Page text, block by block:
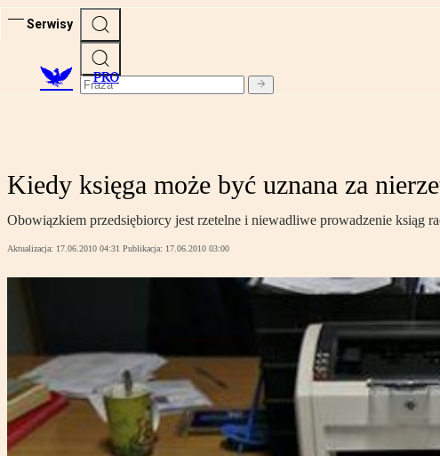
Serwisy
PRO
Kiedy księga może być uznana za
Obowiązkiem przedsiębiorcy jest rzetelne i niewadliwe prowadzenie ksiąg
Aktualizacja: 17.06.2010 04:31 Publikacja: 17.06.2010 03:00